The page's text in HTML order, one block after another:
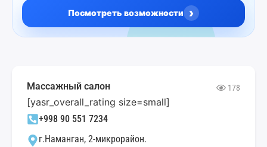
Посмотреть возможности ›
Массажный салон 178
[yasr_overall_rating size=small]
+998 90 551 7234
г.Наманган, 2-микрорайон.